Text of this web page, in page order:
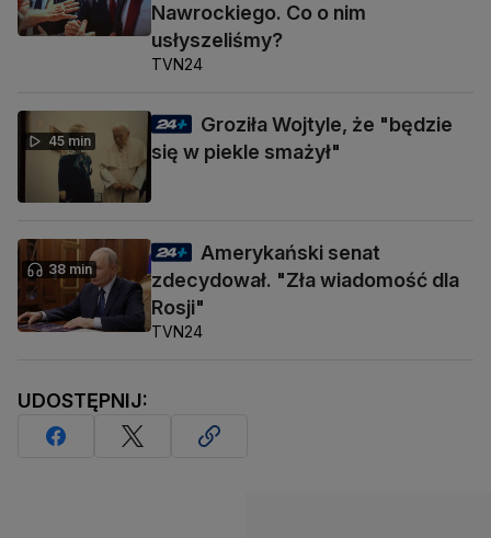
Nawrockiego. Co o nim
usłyszeliśmy?
TVN24
45 min
Groziła Wojtyle, że "będzie
się w piekle smażył"
38 min
Amerykański senat
zdecydował. "Zła wiadomość dla
Rosji"
TVN24
UDOSTĘPNIJ: